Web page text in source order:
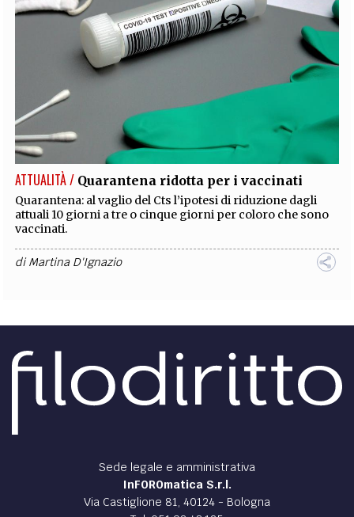
ATTUALITÀ / Quarantena ridotta per i vaccinati
Quarantena: al vaglio del Cts l’ipotesi di riduzione dagli
attuali 10 giorni a tre o cinque giorni per coloro che sono
vaccinati.
diMartina D'Ignazio